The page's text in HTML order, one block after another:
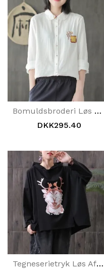
Bomuldsbroderi Løs Solid Langærmet Skjorte
DKK295.40
Tegneserietryk Løs Afslappet Hættebluse